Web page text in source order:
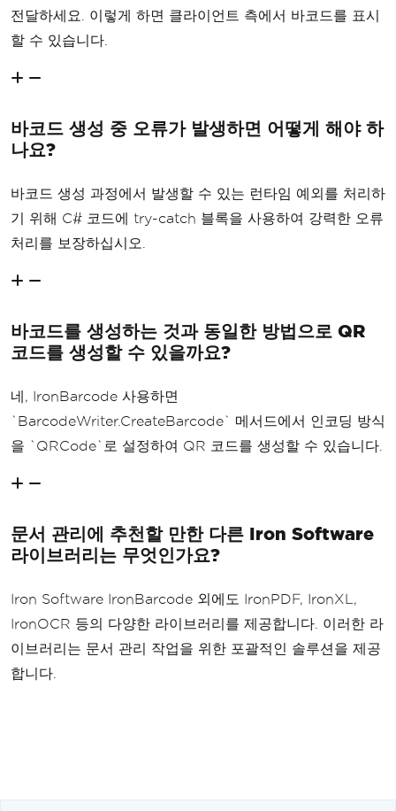
전달하세요. 이렇게 하면 클라이언트 측에서 바코드를 표시
할 수 있습니다.
바코드 생성 중 오류가 발생하면 어떻게 해야 하
나요?
바코드 생성 과정에서 발생할 수 있는 런타임 예외를 처리하
기 위해 C# 코드에 try-catch 블록을 사용하여 강력한 오류
처리를 보장하십시오.
바코드를 생성하는 것과 동일한 방법으로 QR
코드를 생성할 수 있을까요?
네, IronBarcode 사용하면
`BarcodeWriter.CreateBarcode` 메서드에서 인코딩 방식
을 `QRCode`로 설정하여 QR 코드를 생성할 수 있습니다.
문서 관리에 추천할 만한 다른 Iron Software
라이브러리는 무엇인가요?
Iron Software IronBarcode 외에도 IronPDF, IronXL,
IronOCR 등의 다양한 라이브러리를 제공합니다. 이러한 라
이브러리는 문서 관리 작업을 위한 포괄적인 솔루션을 제공
합니다.